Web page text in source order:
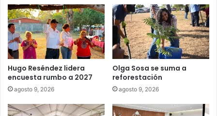
Hugo Reséndez lidera
encuesta rumbo a 2027
agosto 9, 2026
Olga Sosa se suma a
reforestación
agosto 9, 2026